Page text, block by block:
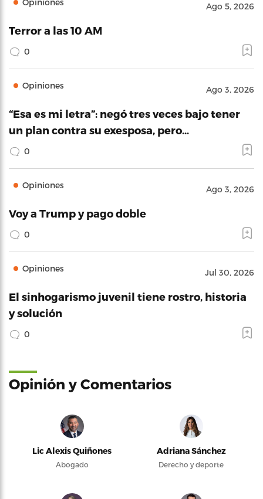
Opiniones Ago 5, 2026
Terror a las 10 AM
0
Opiniones Ago 3, 2026
“Esa es mi letra”: negó tres veces bajo tener
un plan contra su exesposa, pero…
0
Opiniones Ago 3, 2026
Voy a Trump y pago doble
0
Opiniones Jul 30, 2026
El sinhogarismo juvenil tiene rostro, historia
y solución
0
Opinión y Comentarios
Lic Alexis Quiñones
Abogado
Adriana Sánchez
Derecho y deporte